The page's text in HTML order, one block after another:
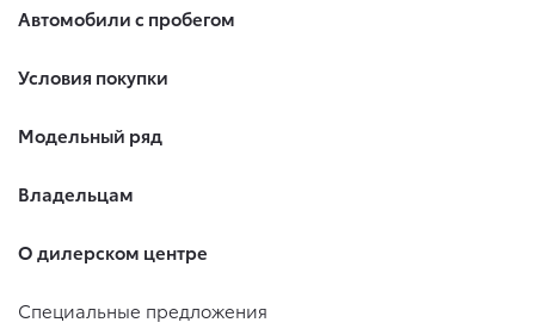
Автомобили с пробегом
Условия покупки
Модельный ряд
Владельцам
О дилерском центре
Специальные предложения